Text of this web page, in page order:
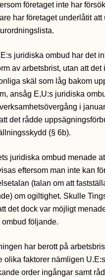
företaget inte har
har företaget underlåtit att
juridiska ombud har det
av arbetsbrist, utan att det
skäl som låg bakom
ansåg E,U:s juridiska
i
det rådde
(§ 6b).
juridiska ombud menade
eftersom man inte kan
(talan om att
om ogiltighet. Skulle
det dock var möjligt
följande.
har berott på
olika faktorer nämligen
order ingångar samt